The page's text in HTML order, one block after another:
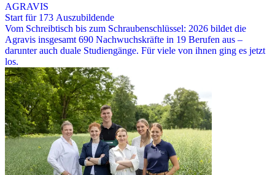
AGRAVIS
Start für 173 Auszubildende
Vom Schreibtisch bis zum Schraubenschlüssel: 2026 bildet die
Agravis insgesamt 690 Nachwuchskräfte in 19 Berufen aus –
darunter auch duale Studiengänge. Für viele von ihnen ging es jetzt
los.